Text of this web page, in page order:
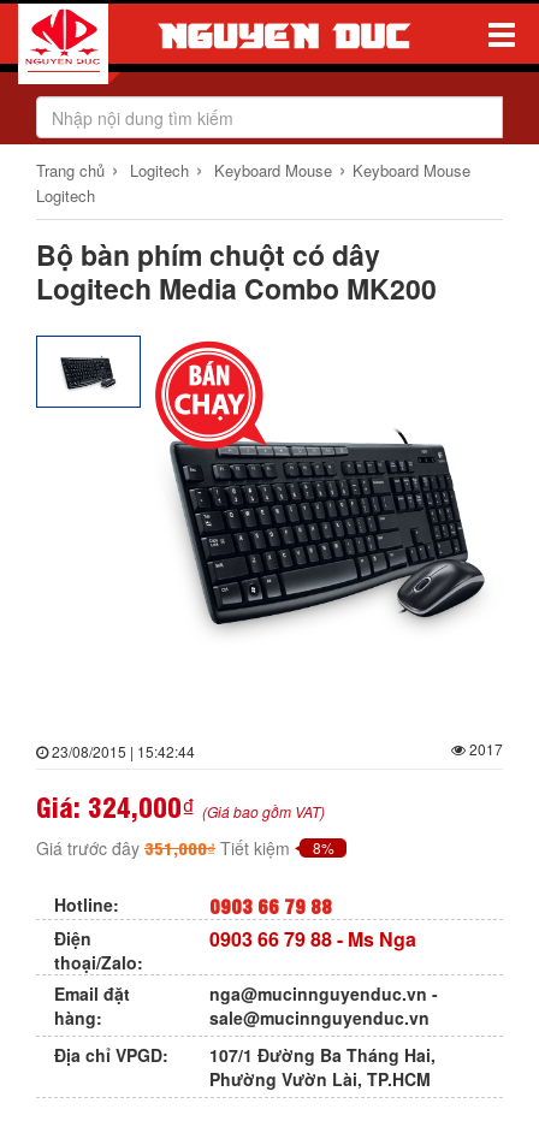
Toggle
Trang chủ › Logitech › Keyboard Mouse › Keyboard Mouse
Logitech
Bộ bàn phím chuột có dây
Logitech Media Combo MK200
23/08/2015 | 15:42:44 2017
Giá: 324,000₫ (Giá bao gồm VAT)
Giá trước đây 351,000₫ Tiết kiệm 8%
Hotline: 0903 66 79 88
Điện
thoại/Zalo:
0903 66 79 88- Ms Nga
Email đặt
hàng:
nga@mucinnguyenduc.vn -
sale@mucinnguyenduc.vn
Địa chỉ VPGD:
107/1 Đường Ba Tháng Hai,
Phường Vườn Lài, TP.HCM